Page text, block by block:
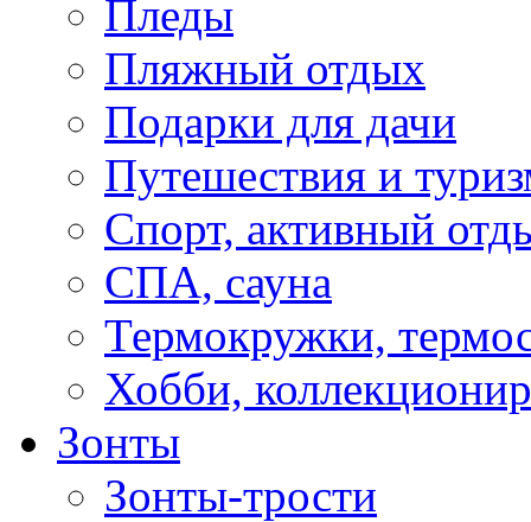
Пледы
Пляжный отдых
Подарки для дачи
Путешествия и
Спорт, активный
СПА, сауна
Термокружки,
Хобби,
Зонты
Зонты-трости